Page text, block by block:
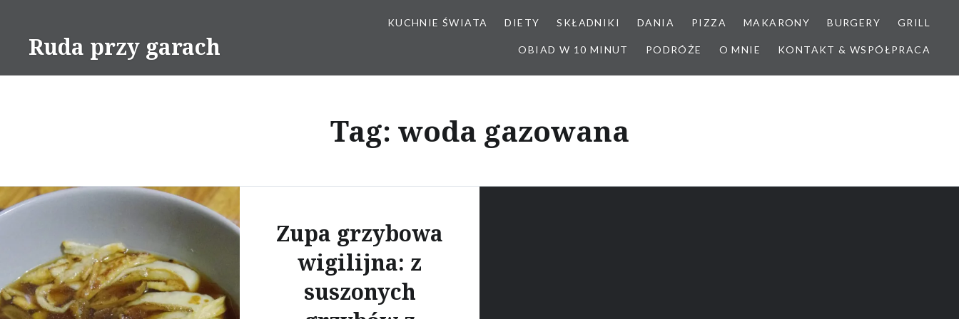
contentRuda przy garach
KUCHNIE ŚWIATA DIETY SKŁADNIKI DANIA PIZZA MAKARONY BURGERY GRILL
OBIAD W 10 MINUT PODRÓŻE O MNIE KONTAKT & WSPÓŁPRACA
Tag: woda gazowana
Zupa grzybowa
wigilijna: z
suszonych